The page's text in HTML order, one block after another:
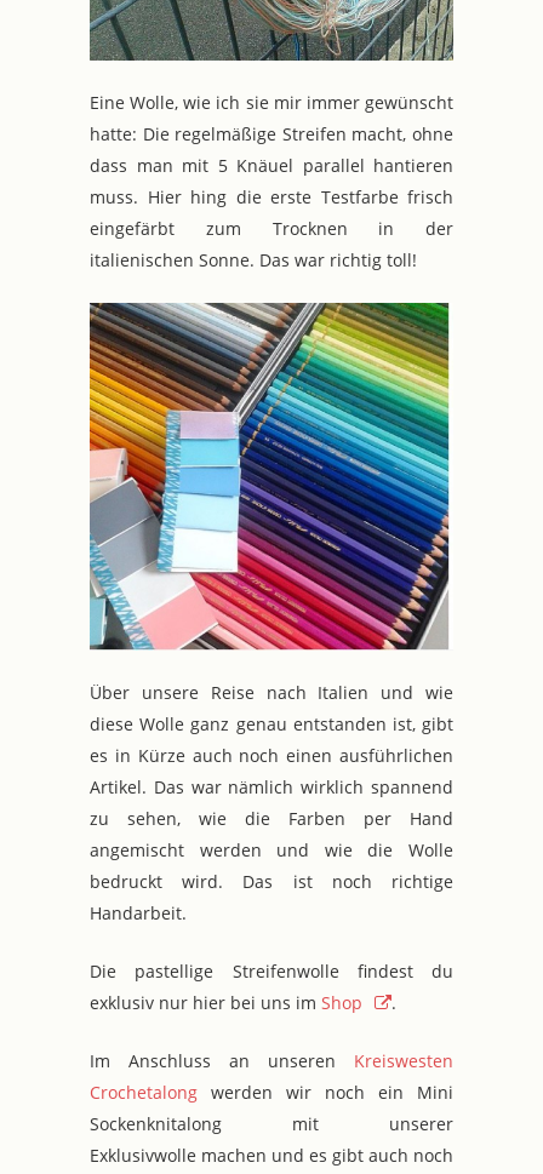
Eine Wolle, wie ich sie mir immer gewünscht
hatte: Die regelmäßige Streifen macht, ohne
dass man mit 5 Knäuel parallel hantieren
muss. Hier hing die erste Testfarbe frisch
eingefärbt zum Trocknen in der
italienischen Sonne. Das war richtig toll!
Über unsere Reise nach Italien und wie
diese Wolle ganz genau entstanden ist, gibt
es in Kürze auch noch einen ausführlichen
Artikel. Das war nämlich wirklich spannend
zu sehen, wie die Farben per Hand
angemischt werden und wie die Wolle
bedruckt wird. Das ist noch richtige
Handarbeit.
Die pastellige Streifenwolle findest du
exklusiv nur hier bei uns im Shop .
Im Anschluss an unseren Kreiswesten
Crochetalong werden wir noch ein Mini
Sockenknitalong mit unserer
Exklusivwolle machen und es gibt auch noch